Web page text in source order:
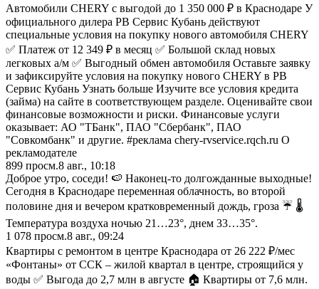
Автомобили CHERY с выгодой до 1 350 000 ₽ в Краснодаре У
официального дилера РВ Сервис Кубань действуют
специальные условия на покупку нового автомобиля CHERY
✅ Платеж от 12 349 ₽ в месяц ✅ Большой склад новых
легковых а/м ✅ Выгодный обмен автомобиля Оставьте заявку
и зафиксируйте условия на покупку нового CHERY в РВ
Сервис Кубань Узнать больше Изучите все условия кредита
(займа) на сайте в соответствующем разделе. Оценивайте свои
финансовые возможности и риски. Финансовые услуги
оказывает: АО "ТБанк", ПАО "Сбербанк", ПАО
"Совкомбанк" и другие. #реклама chery-rvservice.rqch.ru О
рекламодателе
899 просм.8 авг., 10:18
Доброе утро, соседи! 🍉 Наконец-то долгожданные выходные!
Сегодня в Краснодаре переменная облачность, во второй
половине дня и вечером кратковременный дождь, гроза ☔️ 🌡
Температура воздуха ночью 21…23°, днем 33…35°.
1 078 просм.8 авг., 09:24
Квартиры с ремонтом в центре Краснодара от 26 222 ₽/мес
«Фонтаны» от ССК – жилой квартал в центре, строящийся у
воды ✅ Выгода до 2,7 млн в августе 🏠 Квартиры от 7,6 млн.